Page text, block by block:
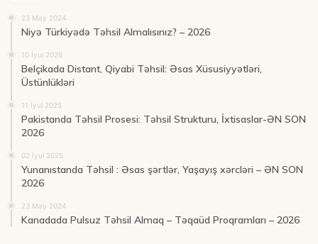
23 May 2024
Niyə Türkiyədə Təhsil Almalısınız? – 2026
10 İyul 2025
Belçikada Distant, Qiyabi Təhsil: Əsas Xüsusiyyətləri,
Üstünlükləri
11 İyul 2025
Pakistanda Təhsil Prosesi: Təhsil Strukturu, İxtisaslar-ƏN SON
2026
02 İyul 2025
Yunanıstanda Təhsil : Əsas şərtlər, Yaşayış xərcləri – ƏN SON
2026
23 May 2024
Kanadada Pulsuz Təhsil Almaq – Təqaüd Proqramları – 2026